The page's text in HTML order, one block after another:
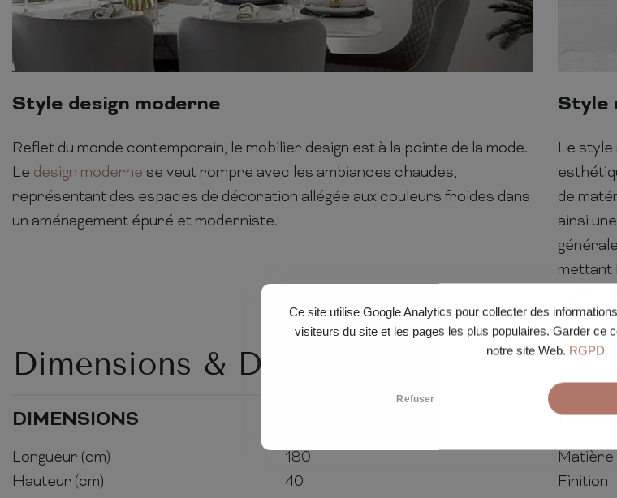
Ce site utilise Google Analytics pour collecter des
visiteurs du site et les pages les plus populaires. Garder ce
notre site Web. RGPD
Refuser
Style design moderne
Reflet du monde contemporain, le mobilier design est à la pointe de la mode.
Le design moderne se veut rompre avec les ambiances chaudes,
représentant des espaces de décoration allégée aux couleurs froides dans
un aménagement épuré et moderniste.
Style
Le style
de
ainsi
mettant
style
Dimensions & Détails
DIMENSIONS
Longueur (cm)
180
Hauteur (cm)
40
Matière
Finition